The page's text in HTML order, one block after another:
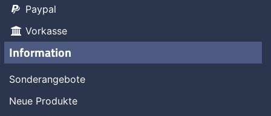
Paypal
Vorkasse
Information
Sonderangebote
Neue Produkte